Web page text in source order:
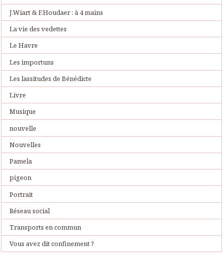
J.Wiart & F.Houdaer : à 4 mains
La vie des vedettes
Le Havre
Les importuns
Les lassitudes de Bénédicte
Livre
Musique
nouvelle
Nouvelles
Pamela
pigeon
Portrait
Réseau social
Transports en commun
Vous avez dit confinement ?